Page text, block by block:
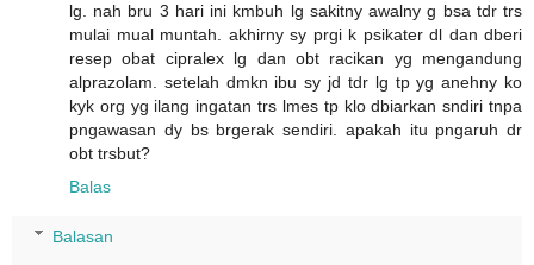
lg. nah bru 3 hari ini kmbuh lg sakitny awalny g bsa tdr trs
mulai mual muntah. akhirny sy prgi k psikater dl dan dberi
resep obat cipralex lg dan obt racikan yg mengandung
alprazolam. setelah dmkn ibu sy jd tdr lg tp yg anehny ko
kyk org yg ilang ingatan trs lmes tp klo dbiarkan sndiri tnpa
pngawasan dy bs brgerak sendiri. apakah itu pngaruh dr
obt trsbut?
Balas
Balasan